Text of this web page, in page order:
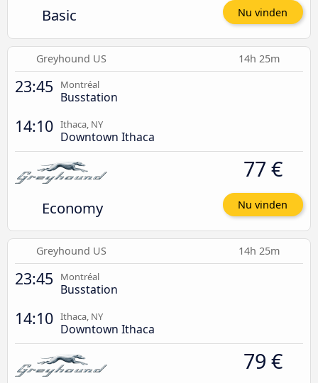
Basic Nu vinden
Greyhound US 14h 25m
23:45 Montréal
Busstation
14:10 Ithaca, NY
Downtown Ithaca
Economy
77 €
Nu vinden
Greyhound US 14h 25m
23:45 Montréal
Busstation
14:10 Ithaca, NY
Downtown Ithaca
79 €